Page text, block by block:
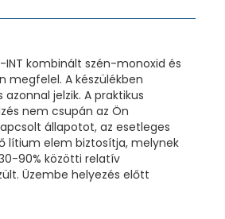
INT kombinált szén-monoxid és
megfelel. A készülékben
jelzik. A praktikus
nem csupán az Ön
állapotot, az esetleges
lítium elem biztosítja, melynek
90% közötti relatív
Üzembe helyezés előtt